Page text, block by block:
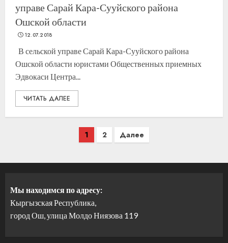
управе Сарай Кара-Сууйского района
Ошской области
12.07.2018
В сельской управе Сарай Кара-Сууйского района
Ошской области юристами Общественных приемных
Эдвокаси Центра...
ЧИТАТЬ ДАЛЕЕ
записям
1 2 Далее
Мы находимся по адресу:
Кыргызская Республика,
город Ош, улица Молдо Ниязова 119